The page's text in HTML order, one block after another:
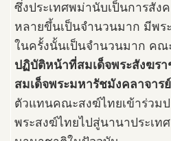
ซึ่งประเทศพม่านับเป็นการสั
หลายขึ้นเป็นจำนวนมาก มีพร
ในครั้งนั้นเป็นจำนวนมาก ค
ปฏิบัติหน้าที่สมเด็จพระสังฆรา
สมเด็จพระมหารัชมังคลาจารย์
ตัวแทนคณะสงฆ์ไทยเข้าร่วม
พระสงฆ์ไทยไปสู่นานาประเท